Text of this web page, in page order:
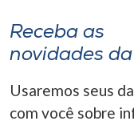
Receba as
novidades
Usaremos seus
com você sobre